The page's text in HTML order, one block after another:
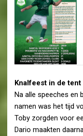
Knalfeest in de tent
Na alle speeches en
namen was het tijd
Toby zorgden voor
Dario maakten